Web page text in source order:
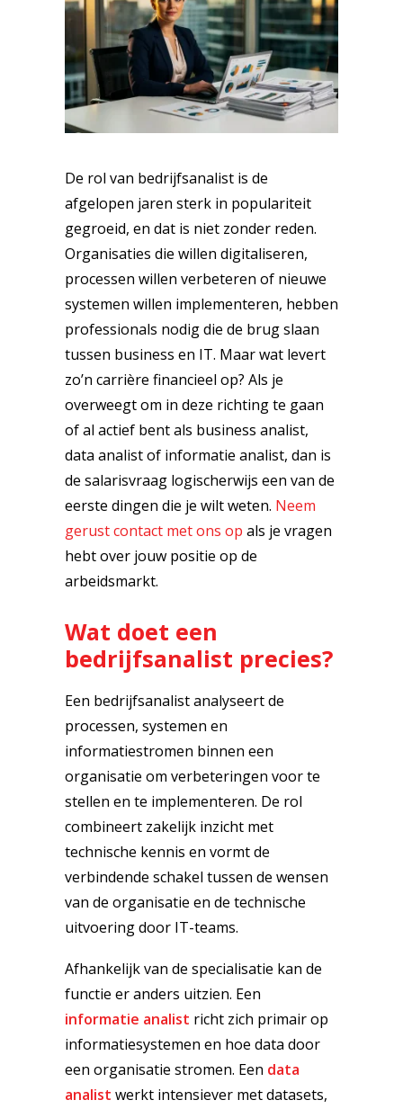
De rol van bedrijfsanalist is de
afgelopen jaren sterk in populariteit
gegroeid, en dat is niet zonder reden.
Organisaties die willen digitaliseren,
processen willen verbeteren of nieuwe
systemen willen implementeren, hebben
professionals nodig die de brug slaan
tussen business en IT. Maar wat levert
zo’n carrière financieel op? Als je
overweegt om in deze richting te gaan
of al actief bent als business analist,
data analist of informatie analist, dan is
de salarisvraag logischerwijs een van de
eerste dingen die je wilt weten. Neem
gerust contact met ons op als je vragen
hebt over jouw positie op de
arbeidsmarkt.
Wat doet een
bedrijfsanalist precies?
Een bedrijfsanalist analyseert de
processen, systemen en
informatiestromen binnen een
organisatie om verbeteringen voor te
stellen en te implementeren. De rol
combineert zakelijk inzicht met
technische kennis en vormt de
verbindende schakel tussen de wensen
van de organisatie en de technische
uitvoering door IT-teams.
Afhankelijk van de specialisatie kan de
functie er anders uitzien. Een
informatie analist richt zich primair op
informatiesystemen en hoe data door
een organisatie stromen. Een data
analist werkt intensiever met datasets,